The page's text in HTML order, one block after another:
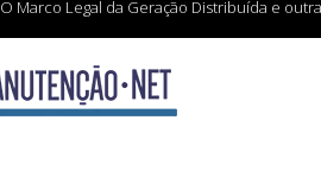
O Marco Legal da Geração Distribuída e